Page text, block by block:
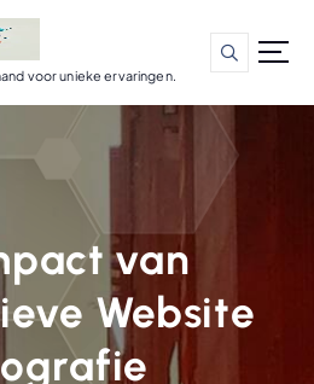
voor unieke ervaringen.
van
Website